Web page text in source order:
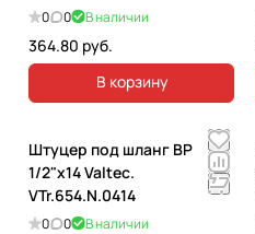
0 0 В наличии
364.80 руб.
В корзину
Штуцер под шланг ВР
1/2"х14 Valtec.
VTr.654.N.0414
0 0 В наличии